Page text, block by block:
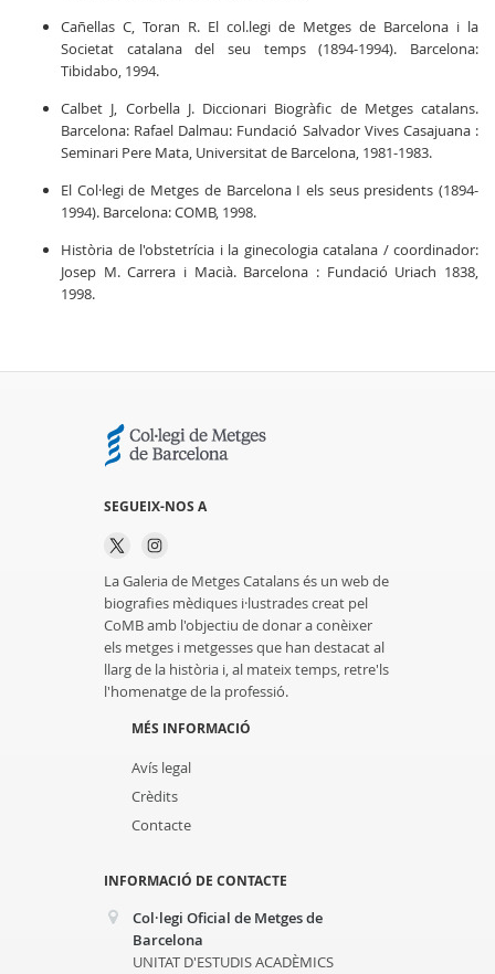
Cañellas C, Toran R. El col.legi de Metges de Barcelona i la
Societat catalana del seu temps (1894-1994). Barcelona:
Tibidabo, 1994.
Calbet J, Corbella J. Diccionari Biogràfic de Metges catalans.
Barcelona: Rafael Dalmau: Fundació Salvador Vives Casajuana :
Seminari Pere Mata, Universitat de Barcelona, 1981-1983.
El Col·legi de Metges de Barcelona I els seus presidents (1894-
1994). Barcelona: COMB, 1998.
Història de l'obstetrícia i la ginecologia catalana / coordinador:
Josep M. Carrera i Macià. Barcelona : Fundació Uriach 1838,
1998.
SEGUEIX-NOS A
La Galeria de Metges Catalans és un web de
biografies mèdiques i·lustrades creat pel
CoMB amb l'objectiu de donar a conèixer
els metges i metgesses que han destacat al
llarg de la història i, al mateix temps, retre'ls
l'homenatge de la professió.
MÉS INFORMACIÓ
Avís legal
Crèdits
Contacte
INFORMACIÓ DE CONTACTE
Col·legi Oficial de Metges de
Barcelona
UNITAT D'ESTUDIS ACADÈMICS